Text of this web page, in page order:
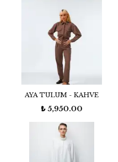
AYA TULUM - KAHVE
₺ 5,950.00